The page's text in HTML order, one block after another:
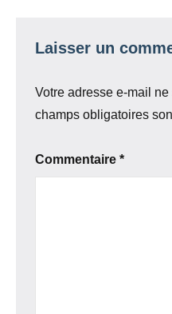
Laisser un
Votre adresse e-mail
champs obligatoires
Commentaire *